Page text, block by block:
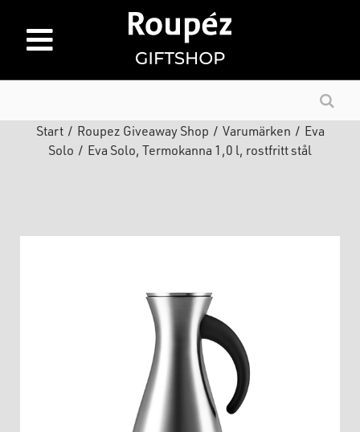
Start / Roupez Giveaway Shop / Varumärken / Eva
Solo / Eva Solo, Termokanna 1,0 l, rostfritt stål